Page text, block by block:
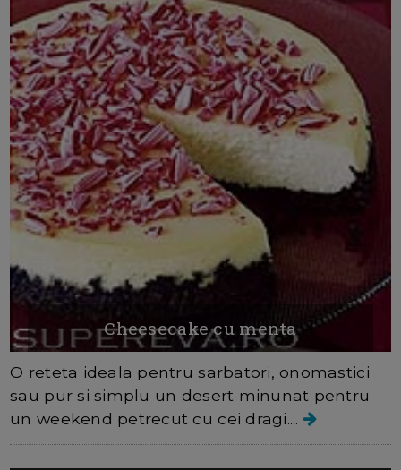
Cheesecake cu menta
O reteta ideala pentru sarbatori, onomastici
sau pur si simplu un desert minunat pentru
un weekend petrecut cu cei dragi....